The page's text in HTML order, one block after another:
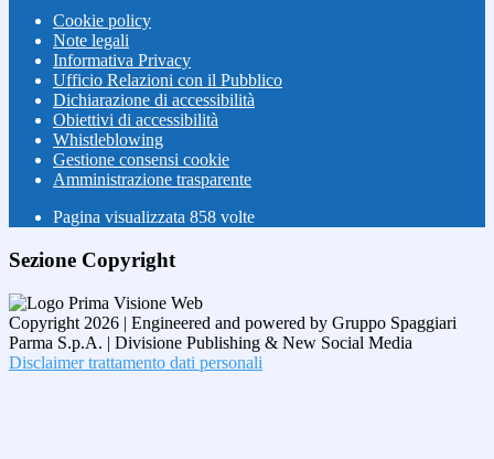
Cookie policy
Note legali
Informativa Privacy
Ufficio Relazioni con il Pubblico
Dichiarazione di accessibilità
Obiettivi di accessibilità
Whistleblowing
Gestione consensi cookie
Amministrazione trasparente
Pagina visualizzata 858 volte
Sezione Copyright
Copyright 2026 | Engineered and powered by Gruppo Spaggiari
Parma S.p.A. | Divisione Publishing & New Social Media
Disclaimer trattamento dati personali